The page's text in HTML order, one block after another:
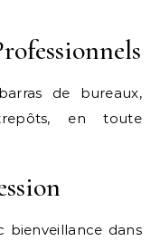
de bureaux,
en toute
bienveillance dans